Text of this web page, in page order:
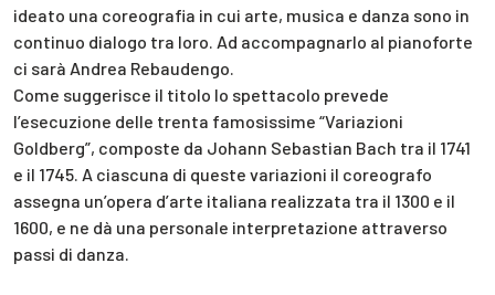
ideato una coreografia in cui arte, musica e danza sono in
continuo dialogo tra loro. Ad accompagnarlo al pianoforte
ci sarà Andrea Rebaudengo.
Come suggerisce il titolo lo spettacolo prevede
l’esecuzione delle trenta famosissime “Variazioni
Goldberg”, composte da Johann Sebastian Bach tra il 1741
e il 1745. A ciascuna di queste variazioni il coreografo
assegna un’opera d’arte italiana realizzata tra il 1300 e il
1600, e ne dà una personale interpretazione attraverso
passi di danza.